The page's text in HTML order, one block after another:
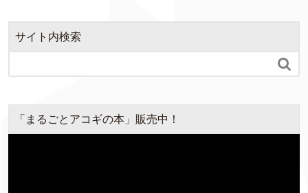
サイト内検索

「まるごとアコギの本」販売中！